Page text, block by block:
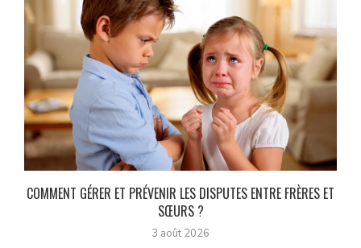
COMMENT GÉRER ET PRÉVENIR LES DISPUTES ENTRE FRÈRES ET
SŒURS ?
3 août 2026